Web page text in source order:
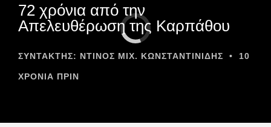
72 χρόνια από την
Απελευθέρωση της Καρπάθου
ΣΥΝΤΆΚΤΗΣ: ΝΤΙΝΟΣ ΜΙΧ. ΚΩΝΣΤΑΝΤΙΝΙΔΗΣ • 10
ΧΡΌΝΙΑ ΠΡΙΝ